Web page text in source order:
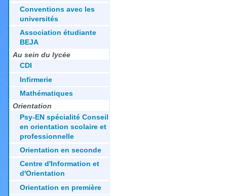
Conventions avec les
universités
Association étudiante
BEJA
Au sein du lycée
CDI
Infirmerie
Mathématiques
Orientation
Psy-EN spécialité Conseil
en orientation scolaire et
professionnelle
Orientation en seconde
Centre d'Information et
d'Orientation
Orientation en première